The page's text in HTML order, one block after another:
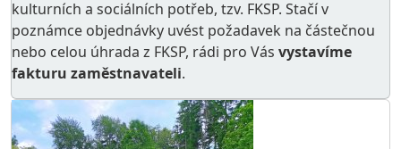
kulturních a sociálních potřeb, tzv. FKSP. Stačí v
poznámce objednávky uvést požadavek na částečnou
nebo celou úhrada z FKSP, rádi pro Vás vystavíme
fakturu zaměstnavateli.